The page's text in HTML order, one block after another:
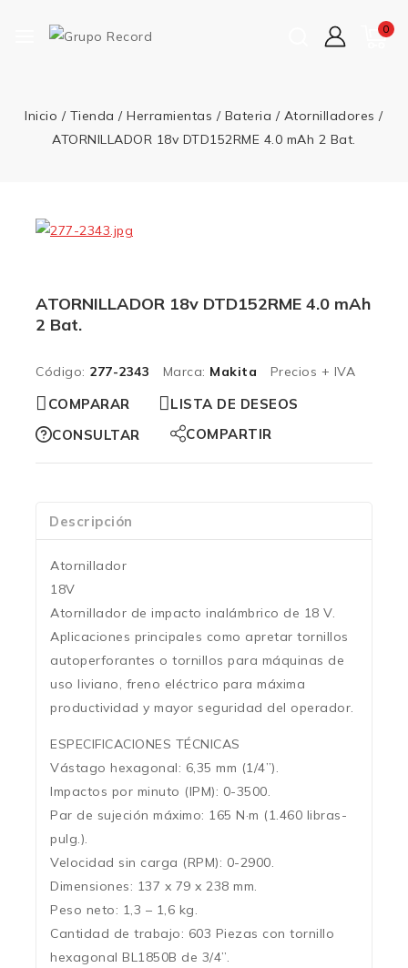
0
Inicio / Tienda / Herramientas / Bateria / Atornilladores /
ATORNILLADOR 18v DTD152RME 4.0 mAh 2 Bat.
ATORNILLADOR 18v DTD152RME 4.0 mAh
2 Bat.
Código: 277-2343 Marca: Makita Precios + IVA
COMPARAR
LISTA DE DESEOS
CONSULTAR
COMPARTIR
Descripción
Atornillador
18V
Atornillador de impacto inalámbrico de 18 V.
Aplicaciones principales como apretar tornillos
autoperforantes o tornillos para máquinas de
uso liviano, freno eléctrico para máxima
productividad y mayor seguridad del operador.
ESPECIFICACIONES TÉCNICAS
Vástago hexagonal: 6,35 mm (1/4”).
Impactos por minuto (IPM): 0-3500.
Par de sujeción máximo: 165 N·m (1.460 libras-
pulg.).
Velocidad sin carga (RPM): 0-2900.
Dimensiones: 137 x 79 x 238 mm.
Peso neto: 1,3 – 1,6 kg.
Cantidad de trabajo: 603 Piezas con tornillo
hexagonal BL1850B de 3/4”.